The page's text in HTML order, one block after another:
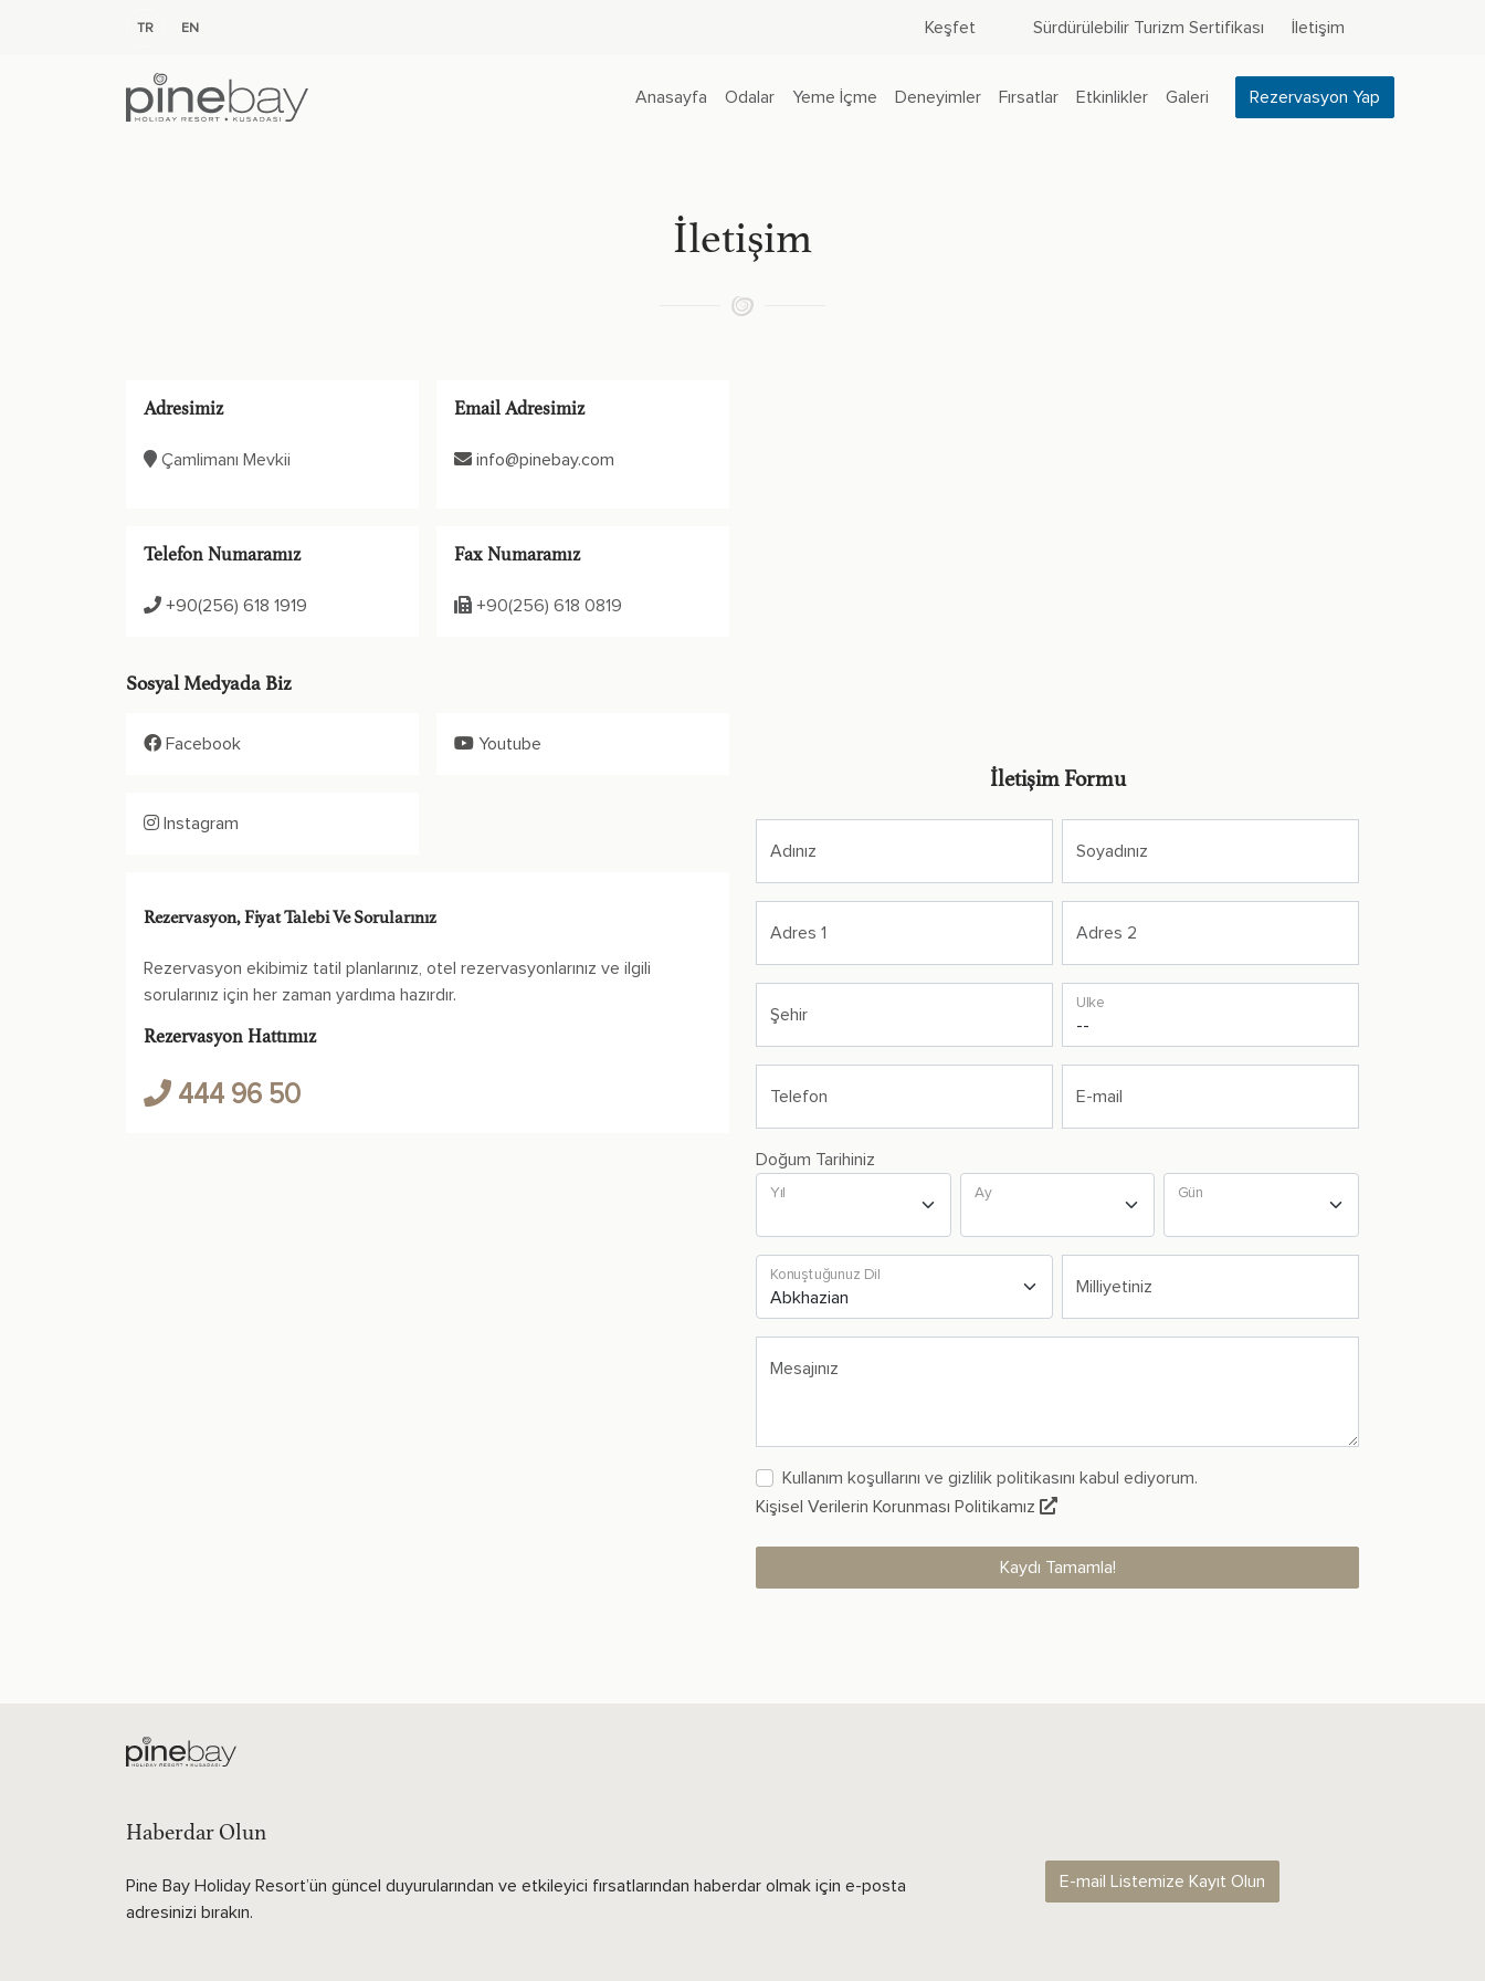
TR EN Keşfet Sürdürülebilir Turizm Sertifikası İletişim
Anasayfa Odalar Yeme İçme Deneyimler Fırsatlar Etkinlikler Galeri Rezervasyon Yap
İletişim
Adresimiz
Çamlimanı Mevkii
Email Adresimiz
info@pinebay.com
Telefon Numaramız
+90(256) 618 1919
Fax Numaramız
+90(256) 618 0819
Sosyal Medyada Biz
Facebook Youtube
Instagram
Rezervasyon, Fiyat Talebi Ve Sorularınız
Rezervasyon ekibimiz tatil planlarınız, otel rezervasyonlarınız ve ilgili
sorularınız için her zaman yardıma hazırdır.
Rezervasyon Hattımız
444 96 50
İletişim Formu
Adınız Soyadınız
Adres 1 Adres 2
Şehir
Ülke
Telefon E-mail
Doğum Tarihiniz
Yıl Ay Gün
Konuştuğunuz Dil
Milliyetiniz
Mesajınız
Kullanım koşullarını ve gizlilik politikasını kabul ediyorum.
Kişisel Verilerin Korunması Politikamız
Kaydı Tamamla!
Haberdar Olun
Pine Bay Holiday Resort’ün güncel duyurularından ve etkileyici fırsatlarından haberdar olmak için e-posta
adresinizi bırakın.
E-mail Listemize Kayıt Olun